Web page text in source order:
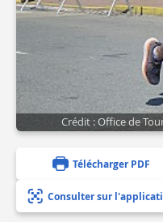
Crédit : Office de
Télécharger PDF
Consulter sur